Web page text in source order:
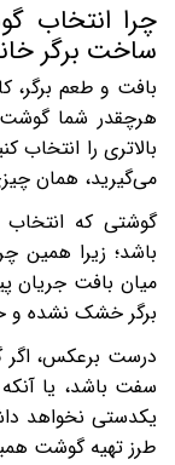
چرا انتخاب
ساخت برگر
بافت و طعم برگر،
هرچقدر شما گوشت
بالاتری را انتخاب
می‌گیرید، همان
گوشتی که انتخاب
باشد؛ زیرا
میان بافت جریان
برگر خشک نشده و
درست برعکس، اگر
سفت باشد، یا
یکدستی نخواهد
طرز تهیه گوشت